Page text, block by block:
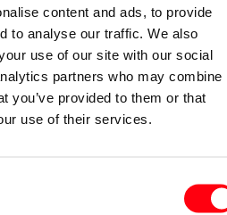
content and ads, to provide
to analyse our traffic. We also
use of our site with our social
partners who may combine
you’ve provided to them or that
use of their services.
Nee
Nee
0
Nee